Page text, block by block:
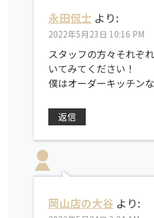
永田侃士 より:
2022年5月23日 10:16 PM
スタッフの方々それぞ
いてみてください！
僕はオーダーキッチン
返信
岡山店の大谷 より: